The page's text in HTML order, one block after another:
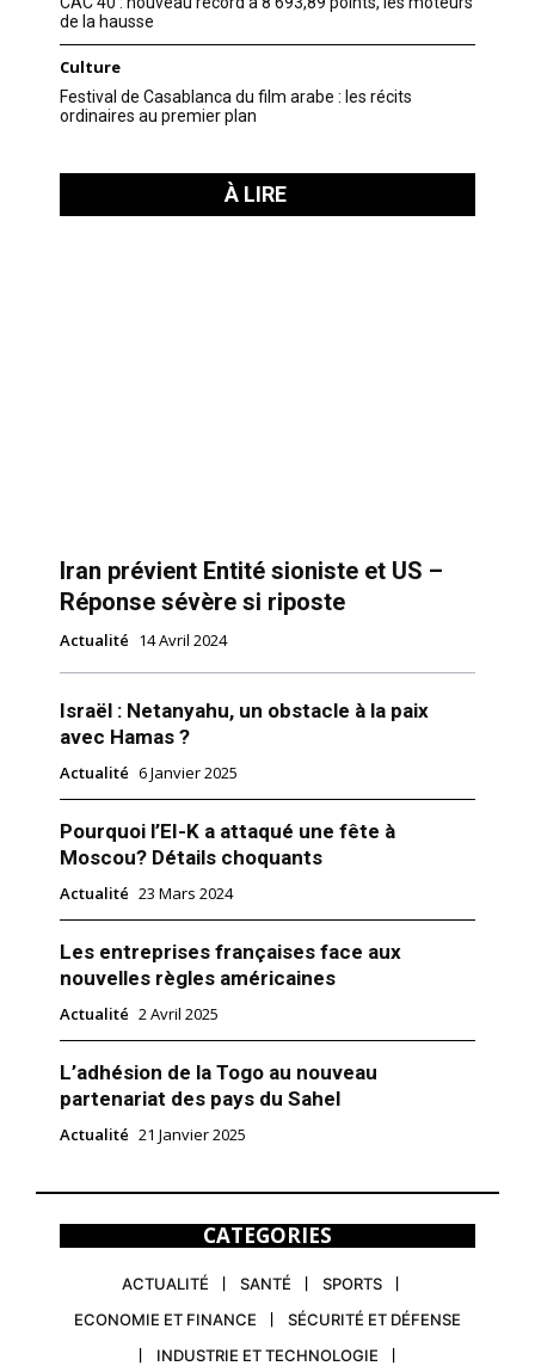
de la hausse
Culture
Festival de Casablanca du film arabe : les récits
ordinaires au premier plan
À LIRE
Iran prévient Entité sioniste et US –
Réponse sévère si riposte
Actualité 14 Avril 2024
Israël : Netanyahu, un obstacle à la paix
avec Hamas ?
Actualité 6 Janvier 2025
Pourquoi l’EI-K a attaqué une fête à
Moscou? Détails choquants
Actualité 23 Mars 2024
Les entreprises françaises face aux
nouvelles règles américaines
Actualité 2 Avril 2025
L’adhésion de la Togo au nouveau
partenariat des pays du Sahel
Actualité 21 Janvier 2025
CATEGORIES
ACTUALITÉ SANTÉ
SPORTS
ECONOMIE ET FINANCE
SÉCURITÉ ET DÉFENSE
INDUSTRIE ET TECHNOLOGIE